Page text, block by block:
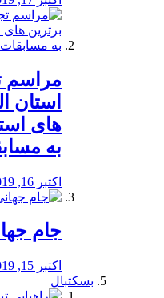
مراسم
استان
های
به
اکتبر 16, 2019
جام
اکتبر 15, 2019
بسکتبال